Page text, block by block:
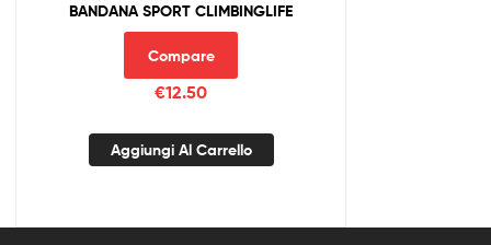
BANDANA SPORT CLIMBINGLIFE
Compare
€12.50
Aggiungi Al Carrello